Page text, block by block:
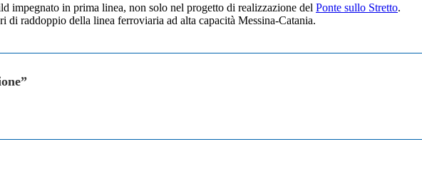
impegnato in prima linea, non solo nel progetto di realizzazione del Ponte sullo Stretto.
raddoppio della linea ferroviaria ad alta capacità Messina-Catania.